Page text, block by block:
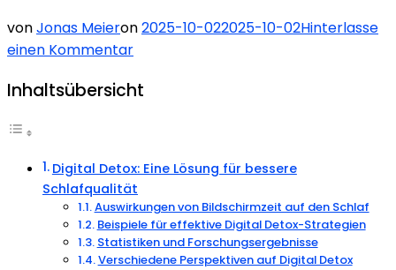
vonJonas Meieron2025-10-022025-10-02Hinterlasse
einen Kommentarzu
Detox
Schlafqualität
Inhaltsübersicht
Digital Detox: Eine Lösung für bessere
Schlafqualität
Auswirkungen von Bildschirmzeit auf den Schlaf
Beispiele für effektive Digital Detox-Strategien
Statistiken und Forschungsergebnisse
Verschiedene Perspektiven auf Digital Detox